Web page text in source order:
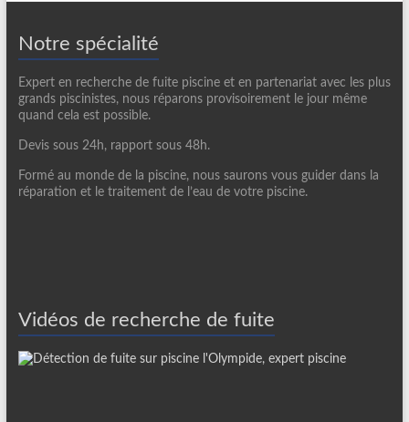
Notre spécialité
Expert en recherche de fuite piscine et en partenariat avec les plus
grands piscinistes, nous réparons provisoirement le jour même
quand cela est possible.
Devis sous 24h, rapport sous 48h.
Formé au monde de la piscine, nous saurons vous guider dans la
réparation et le traitement de l’eau de votre piscine.
Vidéos de recherche de fuite